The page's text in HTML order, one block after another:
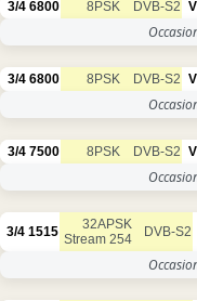
V
DVB-S2
8PSK
6800
3/4
V
DVB-S2
8PSK
6800
3/4
V
DVB-S2
8PSK
7500
3/4
DVB-S2
32APSK
Stream 254
1515
3/4